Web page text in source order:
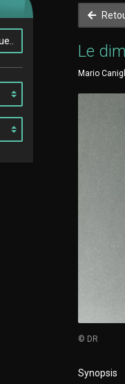
Le
Mario
© DR
Synopsis